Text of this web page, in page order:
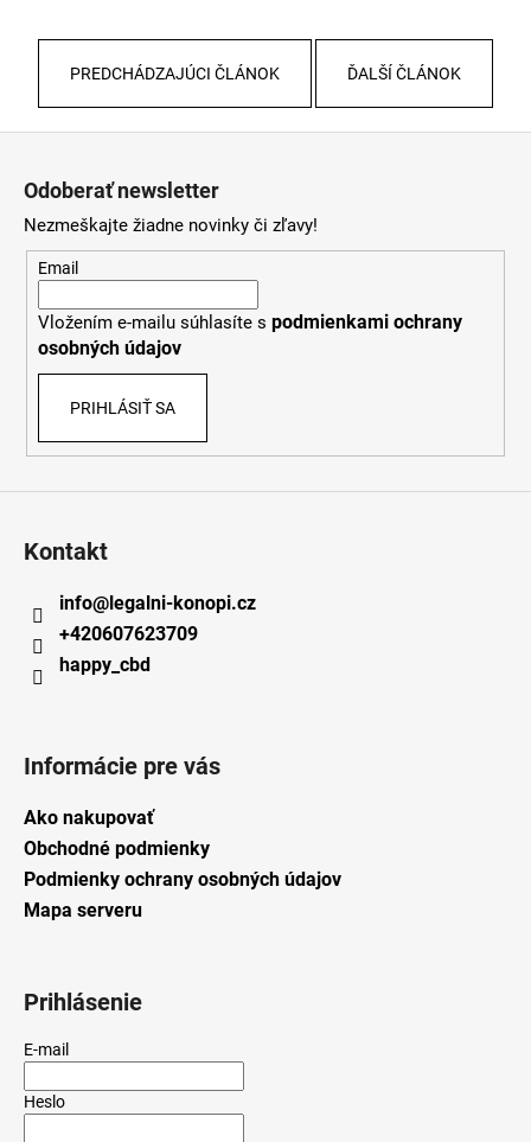
PREDCHÁDZAJÚCI ČLÁNOK ĎALŠÍ ČLÁNOK
Odoberať newsletter
Nezmeškajte žiadne novinky či zľavy!
Email
Vložením e-mailu súhlasíte s podmienkami ochrany
osobných údajov
PRIHLÁSIŤ SA
Kontakt
info@legalni-konopi.cz
+420607623709
happy_cbd
Informácie pre vás
Ako nakupovať
Obchodné podmienky
Podmienky ochrany osobných údajov
Mapa serveru
Prihlásenie
E-mail
Heslo